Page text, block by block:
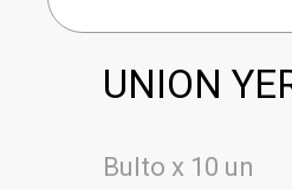
UNION
Bulto x 10 un